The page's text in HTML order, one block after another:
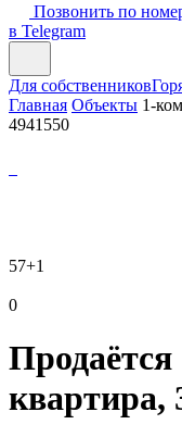
Позвонить по
в Telegram
Для собственников
Главная Объекты 1-
4941550
57+1
0
квартира,